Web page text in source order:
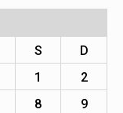
S
D
1
2
8 9